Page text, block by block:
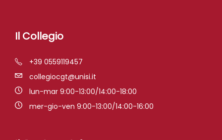
Il Collegio
+39 0559119457
collegiocgt@unisi.it
lun-mar 9:00-13:00/14:00-18:00
mer-gio-ven 9:00-13:00/14:00-16:00